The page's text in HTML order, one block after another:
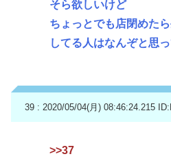
そら欲しいけど
ちょっとでも店閉めた
してる人はなんぞと思
39 : 2020/05/04(月) 08:46:24.215
>>37